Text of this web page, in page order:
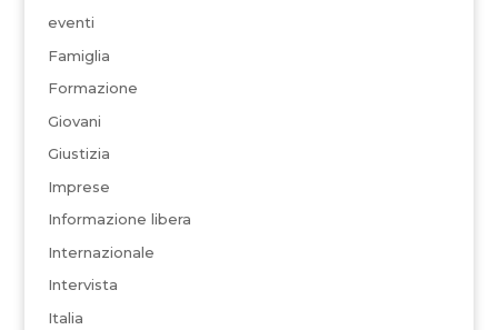
eventi
Famiglia
Formazione
Giovani
Giustizia
Imprese
Informazione libera
Internazionale
Intervista
Italia